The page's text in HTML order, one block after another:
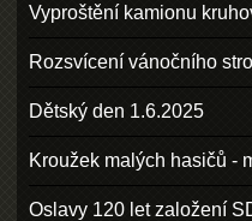
Vyproštění kamionu
Rozsvícení vánočního
Dětský den 1.6.2025
Kroužek malých hasičů -
Oslavy 120 let založení